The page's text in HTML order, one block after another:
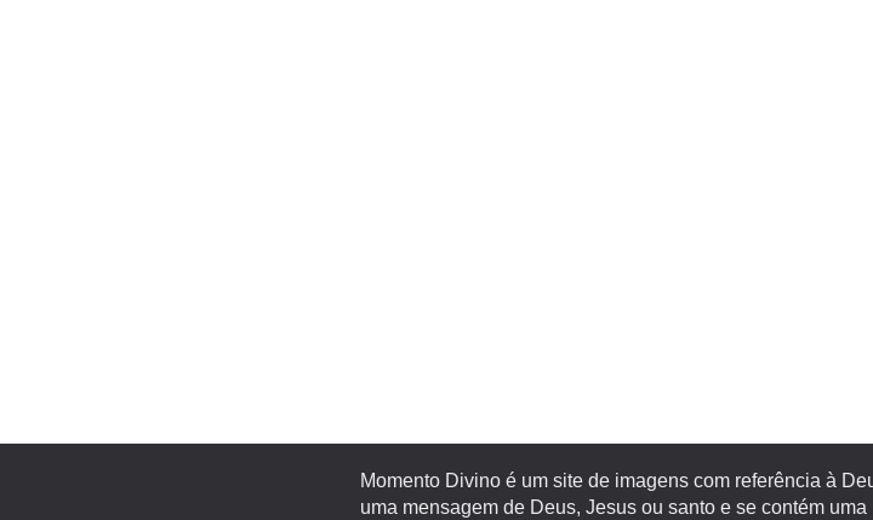
Momento Divino é um site de imagens com referência à
uma mensagem de Deus, Jesus ou santo e se contém